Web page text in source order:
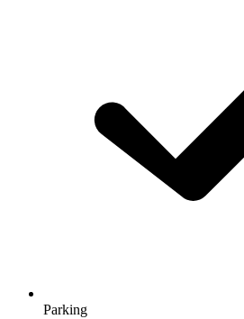
Parking